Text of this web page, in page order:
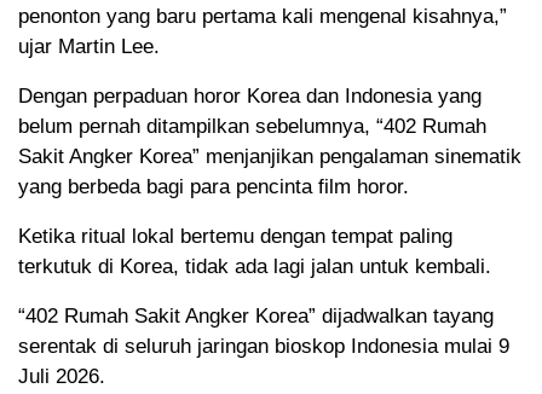
penonton yang baru pertama kali mengenal kisahnya,”
ujar Martin Lee.
Dengan perpaduan horor Korea dan Indonesia yang
belum pernah ditampilkan sebelumnya, “402 Rumah
Sakit Angker Korea” menjanjikan pengalaman sinematik
yang berbeda bagi para pencinta film horor.
Ketika ritual lokal bertemu dengan tempat paling
terkutuk di Korea, tidak ada lagi jalan untuk kembali.
“402 Rumah Sakit Angker Korea” dijadwalkan tayang
serentak di seluruh jaringan bioskop Indonesia mulai 9
Juli 2026.